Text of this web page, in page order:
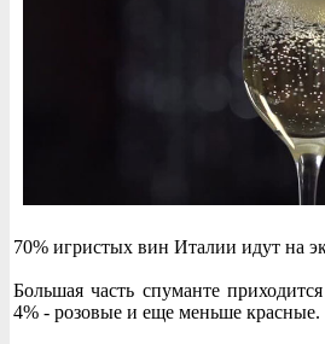
70% игристых вин Италии идут на
Большая часть спуманте
4% - розовые и еще меньше красные.